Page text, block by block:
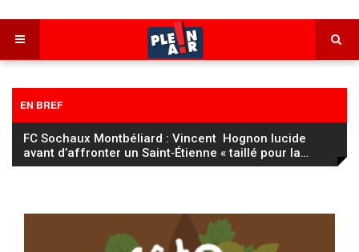
EN BREF
FC Sochaux Montbéliard : Vincent Hognon lucide
avant d’affronter un Saint‑Étienne « taillé pour la…